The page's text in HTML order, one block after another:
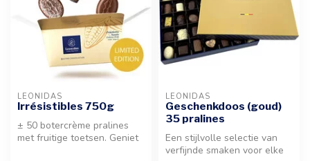
LEONIDAS
Irrésistibles 750g
± 50 botercrème pralines
met fruitige toetsen. Geniet
LEONIDAS
Geschenkdoos (goud)
35 pralines
Een stijlvolle selectie van
verfijnde smaken voor elke